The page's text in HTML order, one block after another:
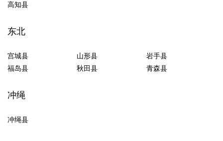
高知县
东北
宫城县 山形县
岩手县
福岛县
秋田县 青森县
冲绳
冲绳县